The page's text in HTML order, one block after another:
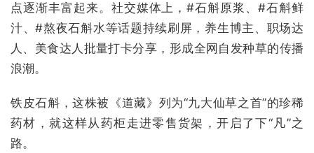
点逐渐丰富起来。社交媒体上，#石斛原浆、#石斛鲜
汁、#熬夜石斛水等话题持续刷屏，养生博主、职场达
人、美食达人批量打卡分享，形成全网自发种草的传播
浪潮。
铁皮石斛，这株被《道藏》列为“九大仙草之首”的珍稀
药材，就这样从药柜走进零售货架，开启了下“凡”之
路。